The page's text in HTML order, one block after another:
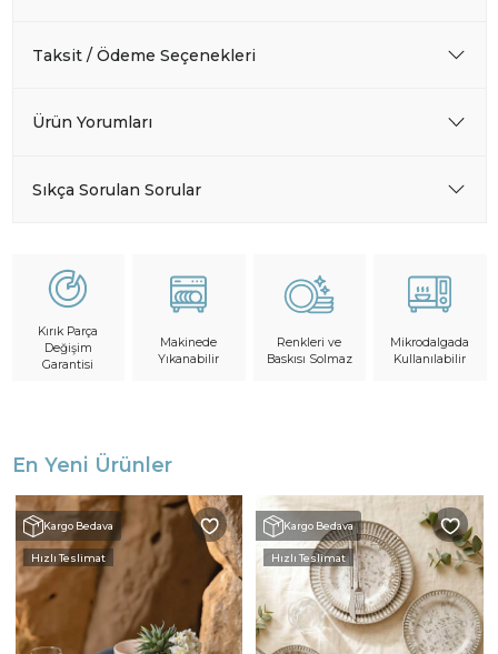
Taksit / Ödeme Seçenekleri
Ürün Yorumları
Sıkça Sorulan Sorular
Kırık Parça
Değişim
Garantisi
Makinede
Yıkanabilir
Renkleri ve
Baskısı Solmaz
Mikrodalgada
Kullanılabilir
En Yeni Ürünler
Kargo Bedava
Hızlı Teslimat
Kargo Bedava
Hızlı Teslimat